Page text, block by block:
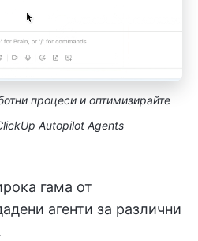
процеси и оптимизирайте
Autopilot Agents
гама от
агенти за различни